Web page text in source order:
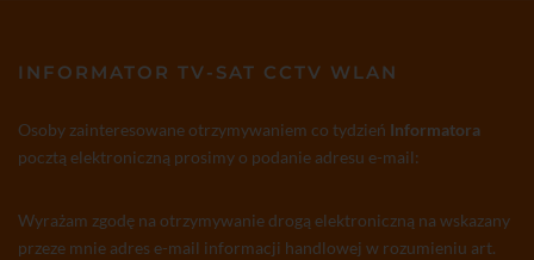
INFORMATOR TV-SAT CCTV WLAN
Osoby zainteresowane otrzymywaniem co tydzień Informatora
pocztą elektroniczną prosimy o podanie adresu e-mail:
Wyrażam zgodę na otrzymywanie drogą elektroniczną na wskazany
przeze mnie adres e-mail informacji handlowej w rozumieniu art.